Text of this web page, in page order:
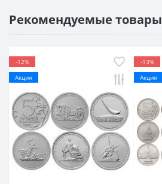
Рекомендуемые товары
-12%
Акция
-13%
Акция